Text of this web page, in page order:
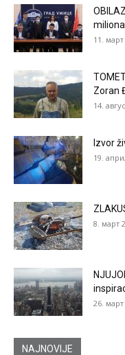
11. март
Zoran
14.
Izvor
19.
8. март
26. март
NAJNOVIJE